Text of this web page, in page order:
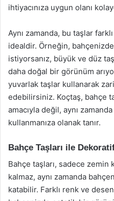
ihtiyacınıza uygun olanı
Aynı zamanda, bu taşlar
idealdir. Örneğin,
istiyorsanız, büyük ve düz
daha doğal bir görünüm
yuvarlak taşlar kullanarak
edebilirsiniz. Koçtaş, bahçe
amacıyla değil, aynı
kullanmanıza olanak tanır.
Bahçe Taşları ile
Bahçe taşları, sadece
kalmaz, aynı zamanda
katabilir. Farklı renk ve